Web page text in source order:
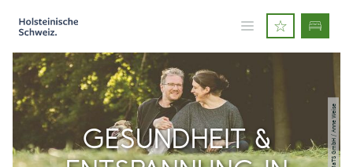
© MaTS GmbH / Anne Weise
GESUNDHEIT &